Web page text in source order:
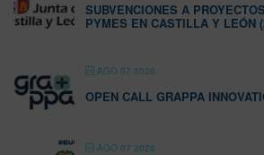
SUBVENCIONES A
PYMES EN CASTILLA Y LEÓN
AGO 07 2026
OPEN CALL GRAPPA
AGO 07 2026